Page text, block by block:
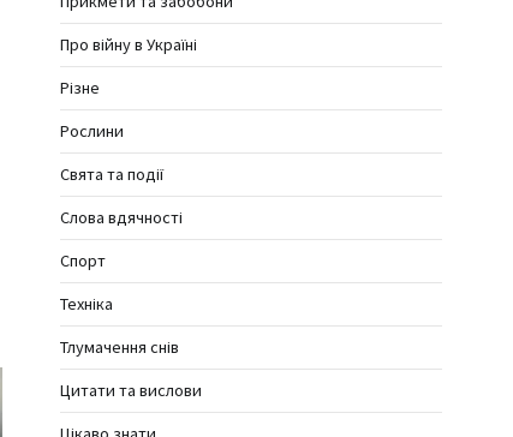
Про війну в Україні
Різне
Рослини
Свята та події
Слова вдячності
Спорт
Техніка
Тлумачення снів
Цитати та вислови